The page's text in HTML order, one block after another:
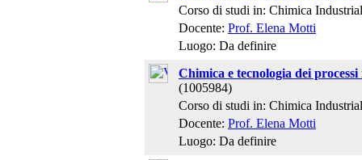
Corso di studi in: Chimica
Docente: Prof. Elena Motti
Luogo: Da definire
Chimica e tecnologia dei
(1005984)
Corso di studi in: Chimica
Docente: Prof. Elena Motti
Luogo: Da definire